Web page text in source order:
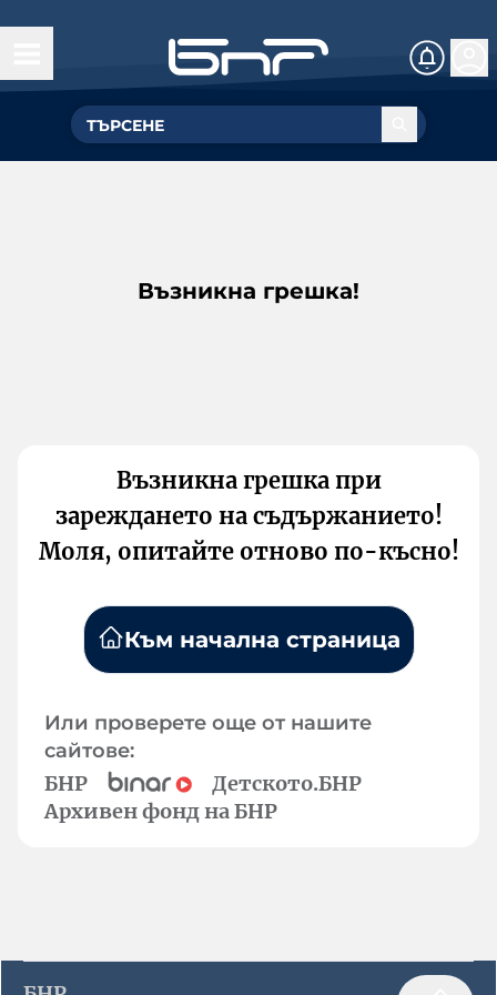
Възникна грешка!
Възникна грешка при
зареждането на съдържанието!
Моля, опитайте отново по-късно!
Към начална страница
Или проверете още от нашите
сайтове:
БНР
Детското.БНР
Архивен фонд на БНР